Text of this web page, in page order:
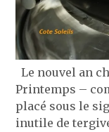
Le nouvel an
Printemps –
placé sous le
inutile de